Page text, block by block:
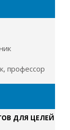
профессор
ДЛЯ ЦЕЛЕЙ